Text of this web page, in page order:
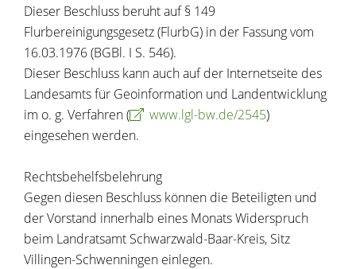
Dieser Beschluss beruht auf § 149
Flurbereinigungsgesetz (FlurbG) in der Fassung vom
16.03.1976 (BGBl. I S. 546).
Dieser Beschluss kann auch auf der Internetseite des
Landesamts für Geoinformation und Landentwicklung
im o. g. Verfahren (
www.lgl-bw.de/2545)
eingesehen werden.
Rechtsbehelfsbelehrung
Gegen diesen Beschluss können die Beteiligten und
der Vorstand innerhalb eines Monats Widerspruch
beim Landratsamt Schwarzwald-Baar-Kreis, Sitz
Villingen-Schwenningen einlegen.